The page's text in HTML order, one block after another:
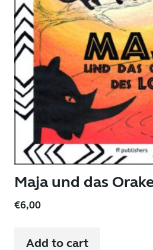
Maja und das
€6,00
Add to cart